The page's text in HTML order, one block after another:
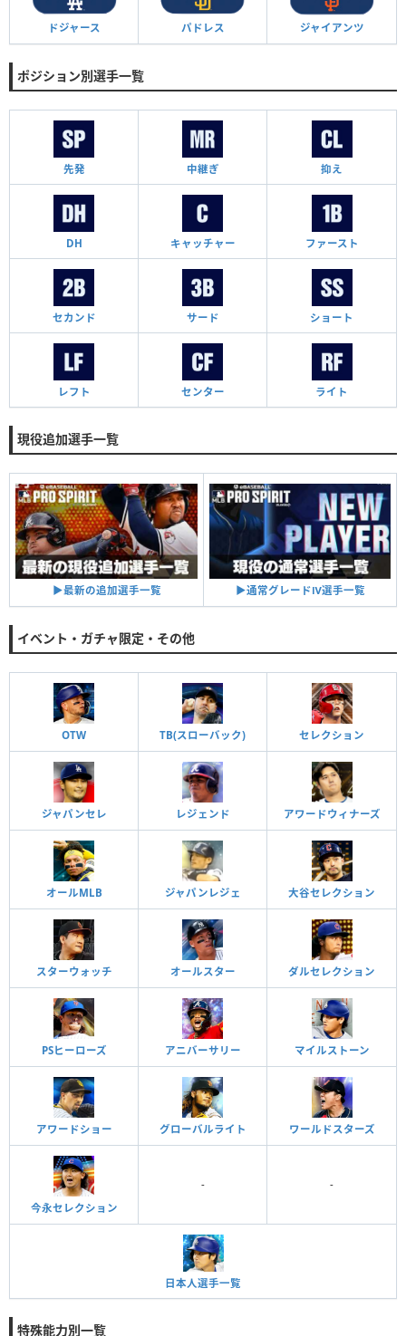
ドジャース パドレス ジャイアンツ
ポジション別選手一覧
先発 中継ぎ 抑え
DH キャッチャー ファースト
セカンド サード ショート
レフト センター ライト
現役追加選手一覧
▶︎最新の追加選手一覧 ▶︎通常グレードⅣ選手一覧
イベント・ガチャ限定・その他
OTW TB(スローバック) セレクション
ジャパンセレ レジェンド アワードウィナーズ
オールMLB ジャパンレジェ 大谷セレクション
スターウォッチ オールスター ダルセレクション
PSヒーローズ アニバーサリー マイルストーン
アワードショー グローバルライト ワールドスターズ
今永セレクション
- -
日本人選手一覧
特殊能力別一覧